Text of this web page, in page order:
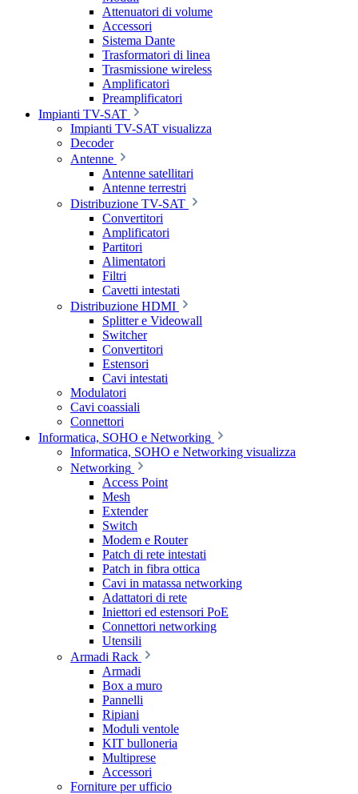
Attenuatori di volume
Accessori
Sistema Dante
Trasformatori di linea
Trasmissione wireless
Amplificatori
Preamplificatori
Impianti TV-SAT
Impianti TV-SAT visualizza
Decoder
Antenne
Antenne satellitari
Antenne terrestri
Distribuzione TV-SAT
Convertitori
Amplificatori
Partitori
Alimentatori
Filtri
Cavetti intestati
Distribuzione HDMI
Splitter e Videowall
Switcher
Convertitori
Estensori
Cavi intestati
Modulatori
Cavi coassiali
Connettori
Informatica, SOHO e Networking
Informatica, SOHO e Networking visualizza
Networking
Access Point
Mesh
Extender
Switch
Modem e Router
Patch di rete intestati
Patch in fibra ottica
Cavi in matassa networking
Adattatori di rete
Iniettori ed estensori PoE
Connettori networking
Utensili
Armadi Rack
Armadi
Box a muro
Pannelli
Ripiani
Moduli ventole
KIT bulloneria
Multiprese
Accessori
Forniture per ufficio